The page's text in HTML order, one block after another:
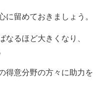
に留めておきましょう。
なるほど大きくなり、
得意分野の方々に助力を